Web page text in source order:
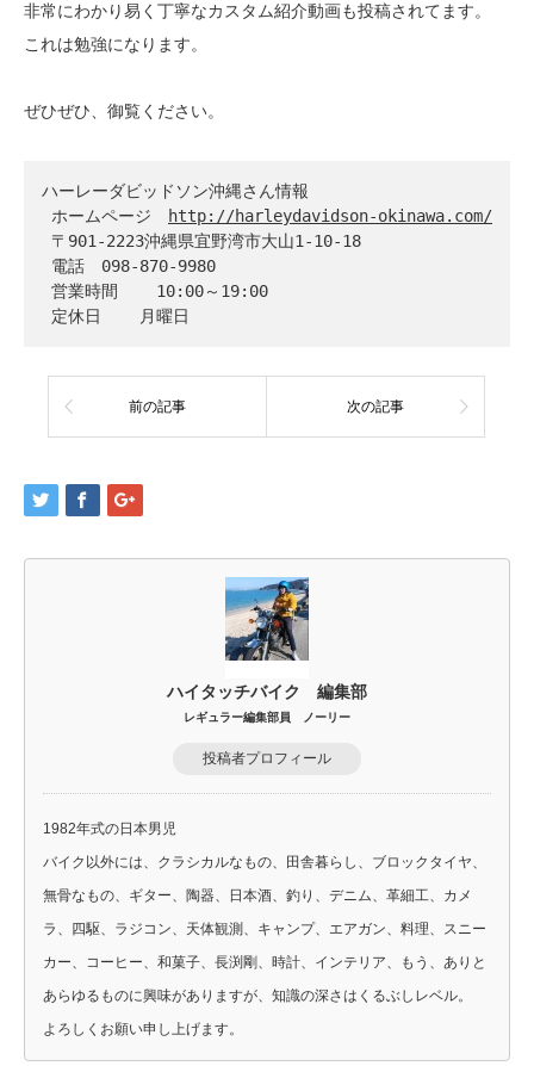
非常にわかり易く丁寧なカスタム紹介動画も投稿されてます。
これは勉強になります。
ぜひぜひ、御覧ください。
ハーレーダビッドソン沖縄さん情報
ホームページ
http://harleydavidson-okinawa.com/
〒901-2223沖縄県宜野湾市大山1-10-18
電話　098-870-9980
営業時間    10:00～19:00
定休日    月曜日
前の記事 次の記事
ハイタッチバイク 編集部
レギュラー編集部員 ノーリー
投稿者プロフィール
1982年式の日本男児
バイク以外には、クラシカルなもの、田舎暮らし、ブロックタイヤ、
無骨なもの、ギター、陶器、日本酒、釣り、デニム、革細工、カメ
ラ、四駆、ラジコン、天体観測、キャンプ、エアガン、料理、スニー
カー、コーヒー、和菓子、長渕剛、時計、インテリア、もう、ありと
あらゆるものに興味がありますが、知識の深さはくるぶしレベル。
よろしくお願い申し上げます。